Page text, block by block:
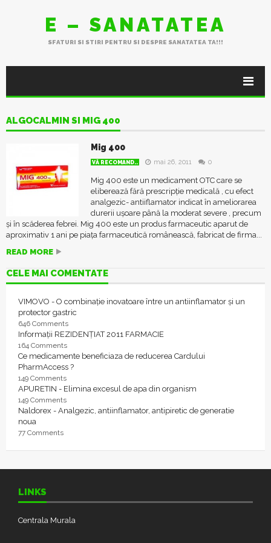
E – SANATATEA
SFATURI SI STIRI PENTRU SI DESPRE SANATATEA TA!!!
ALGOCALMIN SI MIG 400
Mig 400
VĂ RECOMAND.. mai 26, 2011 0
Mig 400 este un medicament OTC care se
eliberează fără prescripție medicală , cu efect
analgezic- antiiflamator indicat în ameliorarea
durerii uşoare până la moderat severe , precum
și în scăderea febrei. Mig 400 este un produs farmaceutic aparut de
aproximativ 1 ani pe piața farmaceutică românească, fabricat de firma...
READ MORE
CELE MAI COMENTATE
VIMOVO - O combinație inovatoare între un antiinflamator și un
protector gastric
646 Comments
Informații REZIDENȚIAT 2011 FARMACIE
164 Comments
Ce medicamente beneficiaza de reducerea Cardului
PharmAccess ?
149 Comments
APURETIN - Elimina excesul de apa din organism
149 Comments
Naldorex - Analgezic, antiinflamator, antipiretic de generatie
noua
77 Comments
LINKS
Centrala Murala